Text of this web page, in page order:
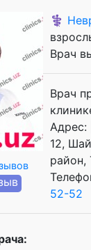
⚕️
Врач
Врач
Адрес:
12,
район,
52-52